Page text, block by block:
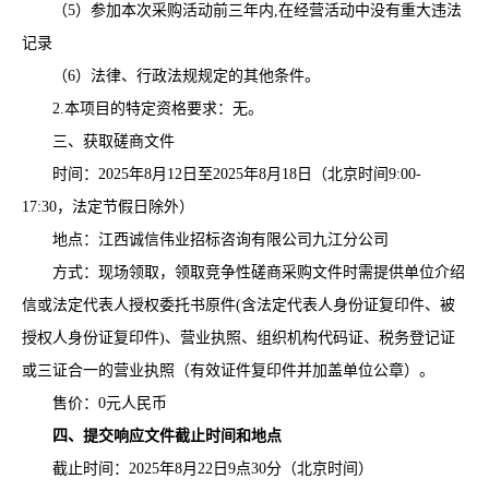
（5）参加本次采购活动前三年内,在经营活动中没有重大违法
记录
（6）法律、行政法规规定的其他条件。
2.本项目的特定资格要求：无。
三、获取磋商文件
时间： 2025年8月 12 日至2025年8月 18 日（北京时间9:00-
17:30，法定节假日除外）
地点：江西诚信伟业招标咨询有限公司九江分公司
方式：现场领取，领取竞争性磋商采购文件时需提供单位介绍
信或法定代表人授权委托书原件(含法定代表人身份证复印件、被
授权人身份证复印件)、营业执照、组织机构代码证、税务登记证
或三证合一的营业执照（有效证件复印件并加盖单位公章）。
售价： 0元人民币
四、提交响应文件截止时间和地点
截止时间： 2025年8月 22 日 9点30分（北京时间）